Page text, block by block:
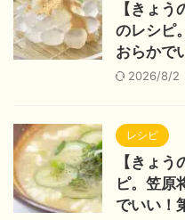
【きょ
のレシピ
おらかで
2026/8/2
レシピ
【きょ
ピ。笠原
でいい！